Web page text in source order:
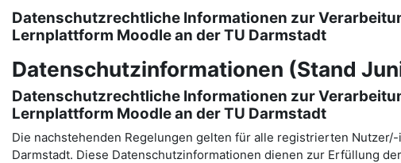
Datenschutzrechtliche Informationen zur
Lernplattform Moodle an der TU Darmstadt
Datenschutzinformationen (Stand
Datenschutzrechtliche Informationen zur
Lernplattform Moodle an der TU Darmstadt
Die nachstehenden Regelungen gelten für alle registrierten
Darmstadt. Diese Datenschutzinformationen dienen zur Erfüllung